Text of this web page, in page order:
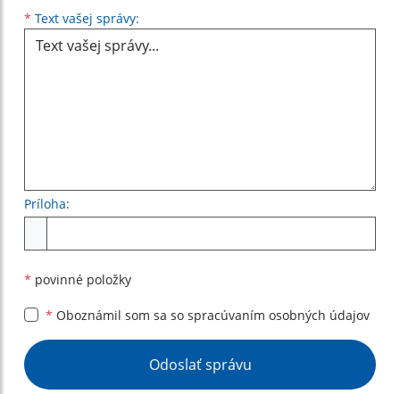
* Text vašej správy:
Príloha:
* povinné položky
* Oboznámil som sa so spracúvaním osobných údajov
Google reCaptcha Response
Odoslať správu